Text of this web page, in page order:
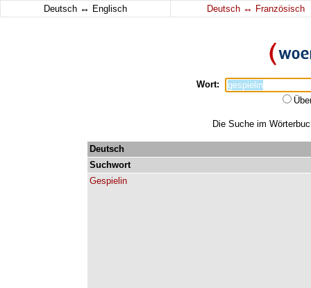
Deutsch ↔ Englisch Deutsch ↔ Französisch
Wort:
Die Suche im
Deutsch
Suchwort
Gespielin